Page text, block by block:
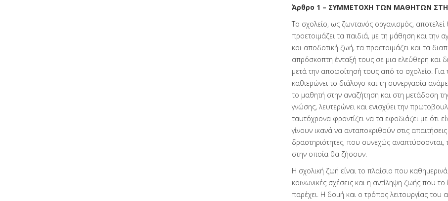
Άρθρο 1 – ΣΥΜΜΕΤΟΧΗ ΤΩΝ ΜΑΘΗΤΩΝ ΣΤΗ
Το σχολείο, ως ζωντανός οργανισμός,
προετοιμάζει τα παιδιά, με τη μάθηση και την
και αποδοτική ζωή, τα προετοιμάζει και τα
απρόσκοπτη ένταξή τους σε μια ελεύθερη και
μετά την αποφοίτησή τους από το σχολείο.
καθιερώνει το διάλογο και τη συνεργασία
το μαθητή στην αναζήτηση και στη μετάδοση
γνώσης, λευτερώνει και ενισχύει την
ταυτόχρονα φροντίζει να τα εφοδιάζει με ότι
γίνουν ικανά να ανταποκριθούν στις απαιτήσεις
δραστηριότητες, που συνεχώς αναπτύσσονται,
στην οποία θα ζήσουν.
Η σχολική ζωή είναι το πλαίσιο που
κοινωνικές σχέσεις και η αντίληψη ζωής που το
παρέχει. Η δομή και ο τρόπος λειτουργίας του